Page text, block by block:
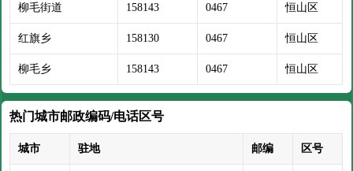
柳毛街道 158143 0467 恒山区
红旗乡 158130 0467 恒山区
柳毛乡 158143 0467 恒山区
热门城市邮政编码/电话区号
城市 驻地 邮编 区号